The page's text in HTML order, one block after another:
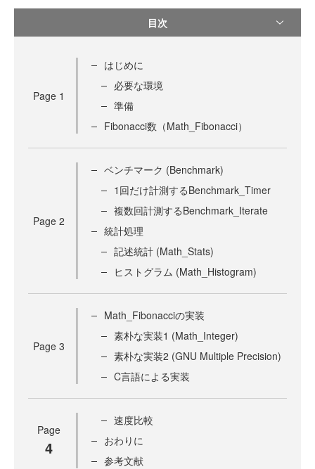
目次
Page 1
はじめに
必要な環境
準備
Fibonacci数（Math_Fibonacci）
Page 2
ベンチマーク (Benchmark)
1回だけ計測するBenchmark_Timer
複数回計測するBenchmark_Iterate
統計処理
記述統計 (Math_Stats)
ヒストグラム (Math_Histogram)
Page 3
Math_Fibonacciの実装
素朴な実装1 (Math_Integer)
素朴な実装2 (GNU Multiple Precision)
C言語による実装
Page
4
速度比較
おわりに
参考文献